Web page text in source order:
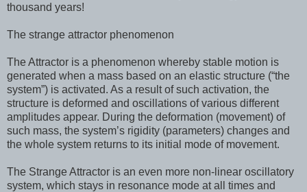
thousand years!
The strange attractor phenomenon
The Attractor is a phenomenon whereby stable motion is
generated when a mass based on an elastic structure (“the
system”) is activated. As a result of such activation, the
structure is deformed and oscillations of various different
amplitudes appear. During the deformation (movement) of
such mass, the system’s rigidity (parameters) changes and
the whole system returns to its initial mode of movement.
The Strange Attractor is an even more non-linear oscillatory
system, which stays in resonance mode at all times and